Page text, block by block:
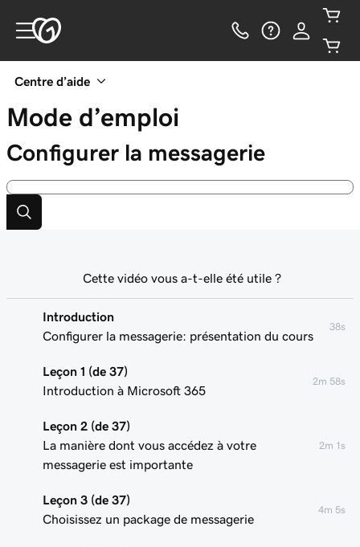
Centre d’aide
Mode d’emploi
Configurer la messagerie
Introduction
Configurer la messagerie: présentation du cours
38s
Leçon 1 (de 37)
Introduction à Microsoft 365
2m 58s
Leçon 2 (de 37)
La manière dont vous accédez à votre
messagerie est importante
2m 1s
Leçon 3 (de 37)
Choisissez un package de messagerie
4m 5s
Cette vidéo vous a-t-elle été utile ?